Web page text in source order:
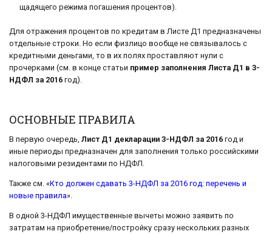
щадящего режима погашения процентов).
Для отражения процентов по кредитам в Листе Д1 предназначены
отдельные строки. Но если физлицо вообще не связывалось с
кредитными деньгами, то в их полях проставляют нули с
прочерками (см. в конце статьи пример заполнения Листа Д1 в 3-
НДФЛ за 2016 год).
ОСНОВНЫЕ ПРАВИЛА
В первую очередь, Лист Д1 декларации 3-НДФЛ за 2016 год и
иные периоды предназначен для заполнения только российскими
налоговыми резидентами по НДФЛ.
Также см. «Кто должен сдавать 3-НДФЛ за 2016 год: перечень и
новые правила».
В одной 3-НДФЛ имущественные вычеты можно заявить по
затратам на приобретение/постройку сразу нескольких разных